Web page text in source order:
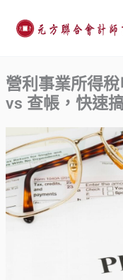
內
容
營利事業所得
vs 查帳，快速